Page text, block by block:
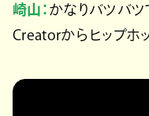
崎山： かなりバツバツ
Creatorからヒップホ